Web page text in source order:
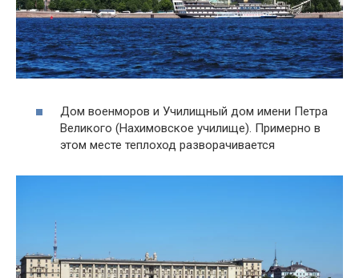
Дом военморов и Училищный дом имени Петра
Великого (Нахимовское училище). Примерно в
этом месте теплоход разворачивается